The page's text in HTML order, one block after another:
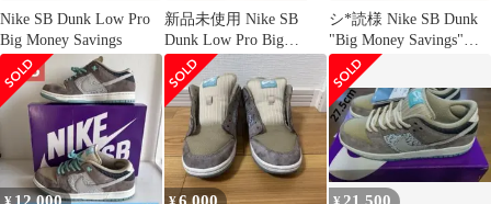
Nike SB Dunk Low Pro
Big Money Savings
新品未使用 Nike SB
Dunk Low Pro Big
Money
シ*読様 Nike SB Dunk
"Big Money Savings"メ
ンズ